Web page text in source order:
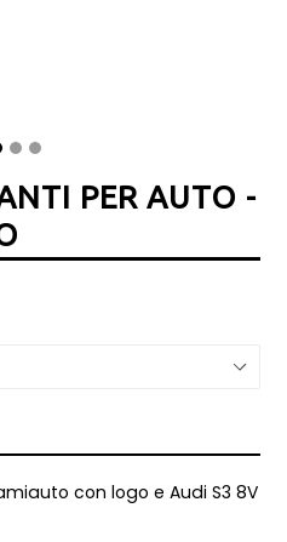
PER AUTO -
con logo e Audi S3 8V